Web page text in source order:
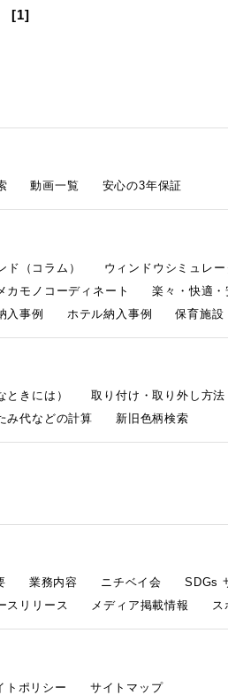
[1]
動画一覧 安心の3年保証
ド（コラム） ウィンドウシミュレー
カモノコーディネート 楽々・快適
入事例 ホテル納入事例 保育施設
きには） 取り付け・取り外し方法
み代などの計算 新旧色柄検索
業務内容 ニチベイ会 SDGs
スリリース メディア掲載情報 ス
トポリシー サイトマップ